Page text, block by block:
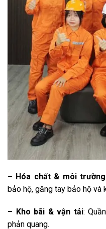
– Hóa chất & môi trường
bảo hộ, găng tay bảo hộ và
– Kho bãi & vận tải:
phản quang.